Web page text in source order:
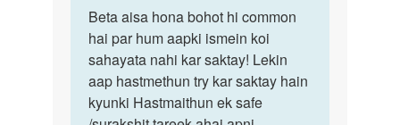
to
Sex
krna
h
by
tapanvishwas6135@gmail.com
Beta
aisa
hona
bohot
hi…
Beta aisa hona bohot hi common
hai par hum aapki ismein koi
sahayata nahi kar saktay! Lekin
aap hastmethun try kar saktay hain
kyunki Hastmaithun ek safe